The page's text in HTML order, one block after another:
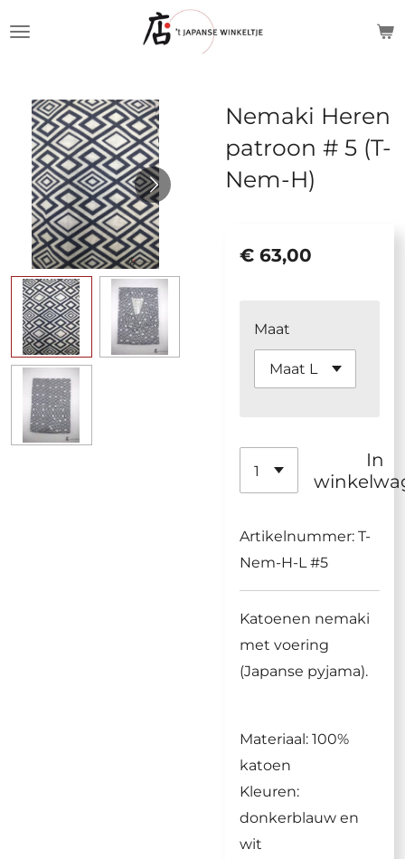
hoofdinhoud
Nemaki Heren
patroon # 5 (T-
Nem-H)
€ 63,00
Maat
In
Artikelnummer: T-
Nem-H-L #5
Katoenen nemaki
met voering
(Japanse pyjama).
Materiaal: 100%
katoen
Kleuren:
donkerblauw en
wit